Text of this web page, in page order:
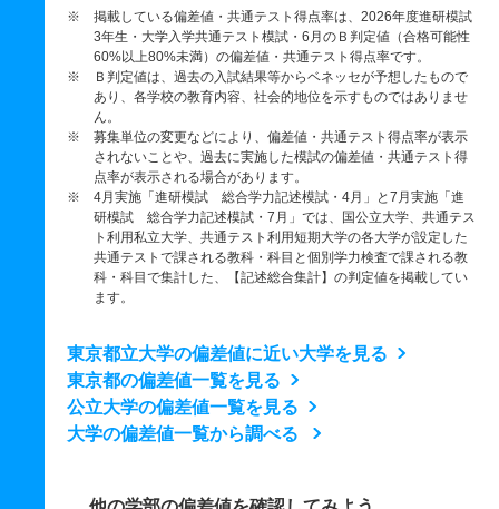
※ 掲載している偏差値・共通テスト得点率は、2026年度進研模試
3年生・大学入学共通テスト模試・6月のＢ判定値（合格可能性
60%以上80%未満）の偏差値・共通テスト得点率です。
※ Ｂ判定値は、過去の入試結果等からベネッセが予想したもので
あり、各学校の教育内容、社会的地位を示すものではありませ
ん。
※ 募集単位の変更などにより、偏差値・共通テスト得点率が表示
されないことや、過去に実施した模試の偏差値・共通テスト得
点率が表示される場合があります。
※ 4月実施「進研模試 総合学力記述模試・4月」と7月実施「進
研模試 総合学力記述模試・7月」では、国公立大学、共通テス
ト利用私立大学、共通テスト利用短期大学の各大学が設定した
共通テストで課される教科・科目と個別学力検査で課される教
科・科目で集計した、【記述総合集計】の判定値を掲載してい
ます。
東京都立大学の偏差値に近い大学を見る
東京都の偏差値一覧を見る
公立大学の偏差値一覧を見る
大学の偏差値一覧から調べる